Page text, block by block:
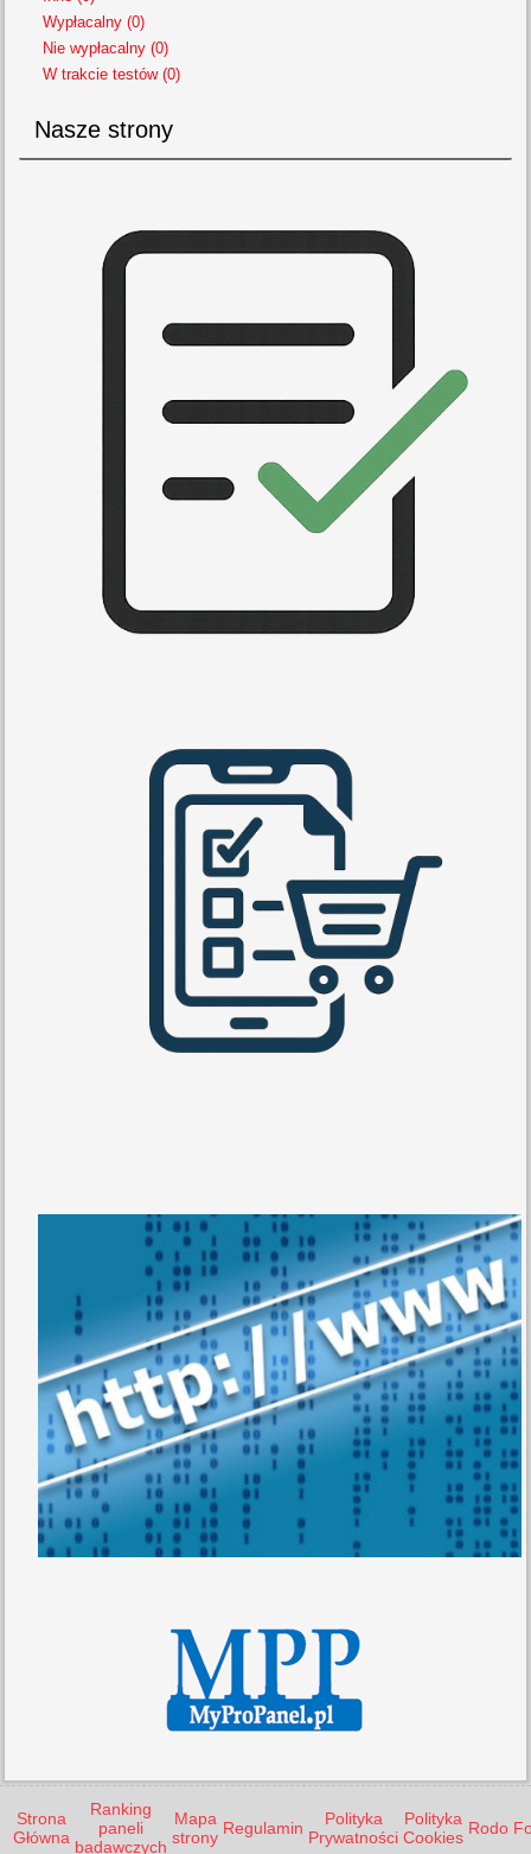
Wypłacalny (0)
Nie wypłacalny (0)
W trakcie testów (0)
Nasze strony
Strona
Główna
Ranking
paneli
badawczych
Mapa
strony Regulamin
Polityka
Prywatności
Polityka
Cookies Rodo